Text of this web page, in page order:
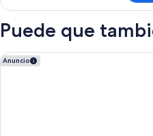
ciudad
familiar,
habitaciones,
a
la
Puede que
Anuncio
Makarem Mina Hotel